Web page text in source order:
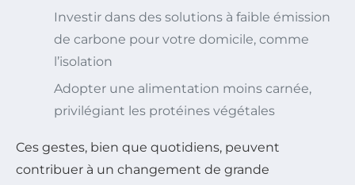
Investir dans des solutions à faible émission
de carbone pour votre domicile, comme
l’isolation
Adopter une alimentation moins carnée,
privilégiant les protéines végétales
Ces gestes, bien que quotidiens, peuvent
contribuer à un changement de grande